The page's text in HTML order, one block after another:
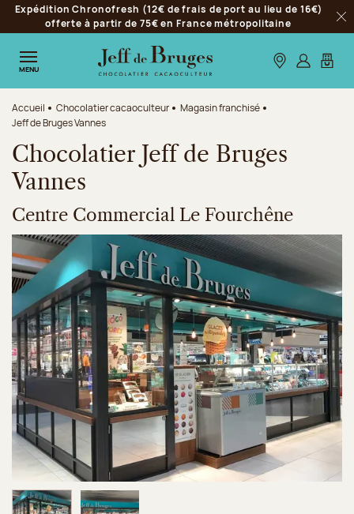
Aller à la navigation
Aller au contenu principal
Aller au pied de page
Expédition Chronofresh (12€ de frais de port au lieu de 16€)
offerte à partir de 75€ en France métropolitaine
MENU Nos boutiques
S’identifier
Mon
Accueil Chocolatier cacaoculteur
Magasin franchisé
Jeff de Bruges Vannes
Chocolatier Jeff de Bruges
Vannes
Centre Commercial Le Fourchêne